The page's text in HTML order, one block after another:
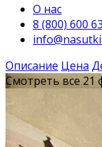
О нас
8 (800) 600
Описание Цена
Смотреть все 21